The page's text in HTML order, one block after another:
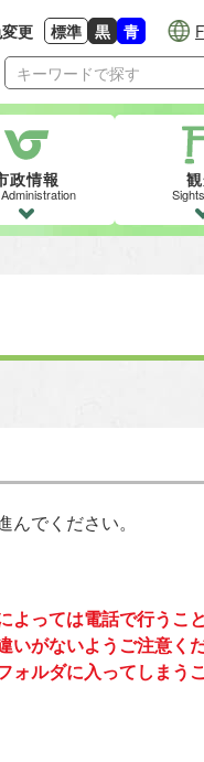
の大きさに戻す
する
更 標準
背景色の変更：白
黒
背景色の変更
青
背景色の
政情報
でください。
っては電話で行うこ
がないようご注意くだ
ォルダに入ってしまう